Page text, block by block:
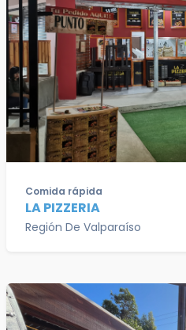
Comida rápida
LA PIZZERIA
Región De Valparaíso